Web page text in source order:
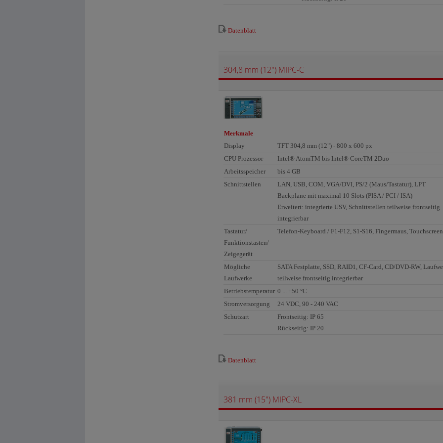
Datenblatt
304,8 mm (12") MIPC-C
Merkmale
Display
TFT 304,8 mm (12") - 800 x 600 px
CPU Prozessor
Intel® AtomTM bis Intel® CoreTM 2Duo
Arbeitsspeicher
bis 4 GB
Schnittstellen
LAN, USB, COM, VGA/DVI, PS/2 (Maus/Tastatur), LPT
Backplane mit maximal 10 Slots (PISA / PCI / ISA)
Erweitert: integrierte USV, Schnittstellen teilweise frontseitig
integrierbar
Tastatur/
Funktionstasten/
Zeigegerät
Telefon-Keyboard / F1-F12, S1-S16, Fingermaus, Touchscreen
Mögliche
Laufwerke
SATA Festplatte, SSD, RAID1, CF-Card, CD/DVD-RW,
teilweise frontseitig integrierbar
Betriebstemperatur 0 ... +50 °C
Stromversorgung
24 VDC, 90 - 240 VAC
Schutzart
Frontseitig: IP 65
Rückseitig: IP 20
Datenblatt
381 mm (15") MIPC-XL